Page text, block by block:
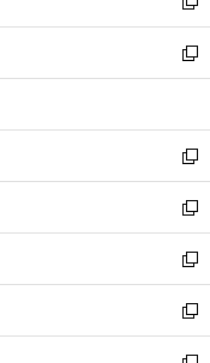
開
く
ウ
で
開
ン
ド
ウ
開
く
い
ウ
ィ
ン
ウ
で
開
く
新
し
い
ウ
ン
ド
ウ
で
開
く
新
し
ウ
ィ
ン
ド
ウ
で
開
く
新
し
い
ウ
ィ
ン
ド
ウ
新
し
い
ウ
ィ
ン
新
し
い
ウ
新
し